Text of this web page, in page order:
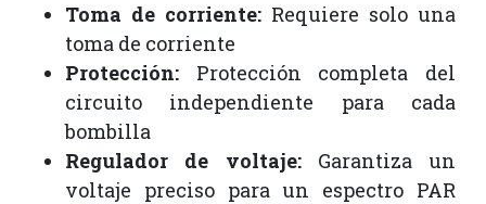
Toma de corriente: Requiere solo una
toma de corriente
Protección: Protección completa del
circuito independiente para cada
bombilla
Regulador de voltaje:Garantiza un
voltaje preciso para un espectro PAR